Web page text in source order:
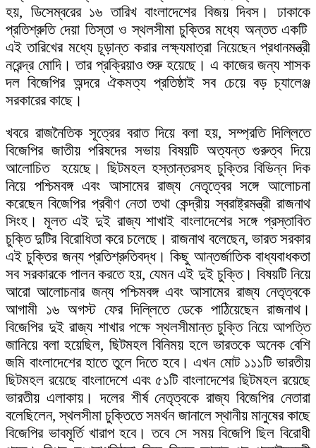
হয়, ডিসেম্বরের ১৬ তারিখ বাংলাদেশের বিজয় দিবস। ঢাকাকে
প্রতিশ্রুতি দেয়া তিস্তা ও স্থলসীমা চুক্তির মধ্যে অন্তত একটি
এই তারিখের মধ্যে চূড়ান্ত করার লক্ষ্যমাত্রা নিয়েছেন প্রধানমন্ত্রী
নরেন্দ্র মোদি। তার প্রক্রিয়াও শুরু হয়েছে। এ কাজের জন্য শাসক
দল বিজেপির অন্দরে ঐকমত্য প্রতিষ্ঠাই সব চেয়ে বড় চ্যালেঞ্জ
সরকারের কাছে।
খবরে রাজনৈতিক সূত্রের বরাত দিয়ে বলা হয়, সম্প্রতি দিল্লিতে
বিজেপির জাতীয় পরিষদের সভায় বিষয়টি অত্যন্ত গুরুত্ব দিয়ে
আলোচিত হয়েছে। ছিটমহল হস্তান্তরসহ চুক্তির বিভিন্ন দিক
নিয়ে পশ্চিমবঙ্গ এবং আসামের রাজ্য নেতৃত্বের সঙ্গে আলোচনা
করেছেন বিজেপির প্রবীণ নেতা তথা কেন্দ্রীয় স্বরাষ্ট্রমন্ত্রী রাজনাথ
সিংহ। মূলত এই দুই রাজ্য শাখাই বাংলাদেশের সঙ্গে প্রস্তাবিত
চুক্তি দুটির বিরোধিতা করে চলেছে। রাজনাথ বলেছেন, ভারত সরকার
এই চুক্তির জন্য প্রতিশ্রুতিবদ্ধ। কিছু আন্তর্জাতিক বাধ্যবাধকতা
সব সরকারকে পালন করতে হয়, যেমন এই দুই চুক্তি। বিষয়টি নিয়ে
আরো আলোচনার জন্য পশ্চিমবঙ্গ এবং আসামের রাজ্য নেতৃত্বকে
আগামী ১৬ অগস্ট ফের দিল্লিতে ডেকে পাঠিয়েছেন রাজনাথ।
বিজেপির দুই রাজ্য শাখার পক্ষে স্থলসীমান্ত চুক্তি নিয়ে আপত্তি
জানিয়ে বলা হয়েছিল, ছিটমহল বিনিময় হলে ভারতকে অনেক বেশি
জমি বাংলাদেশের হাতে তুলে দিতে হবে। এখন মোট ১১১টি ভারতীয়
ছিটমহল রয়েছে বাংলাদেশে এবং ৫১টি বাংলাদেশের ছিটমহল রয়েছে
ভারতীয় এলাকায়। দলের শীর্ষ নেতৃত্বকে রাজ্য বিজেপির নেতারা
বলেছিলেন, স্থলসীমা চুক্তিতে সমর্থন জানালে স্থানীয় মানুষের কাছে
বিজেপির ভাবমূর্তি খারাপ হবে। তবে সে সময় বিজেপি ছিল বিরোধী